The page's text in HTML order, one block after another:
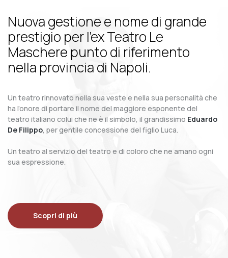
Nuova gestione e nome di grande
prestigio per l’ex Teatro Le
Maschere punto di riferimento
nella provincia di Napoli.
Un teatro rinnovato nella sua veste e nella sua personalità che
ha l’onore di portare il nome del maggiore esponente del
teatro italiano colui che ne è il simbolo, il grandissimo Eduardo
De Filippo, per gentile concessione del figlio Luca.
Un teatro al servizio del teatro e di coloro che ne amano ogni
sua espressione.
Scopri di più